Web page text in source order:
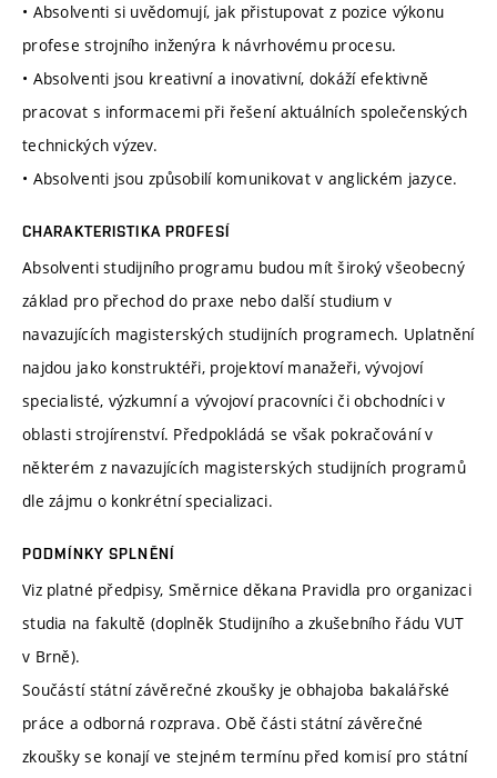
• Absolventi si uvědomují, jak přistupovat z pozice výkonu
profese strojního inženýra k návrhovému procesu.
• Absolventi jsou kreativní a inovativní, dokáží efektivně
pracovat s informacemi při řešení aktuálních společenských
technických výzev.
• Absolventi jsou způsobilí komunikovat v anglickém jazyce.
CHARAKTERISTIKA PROFESÍ
Absolventi studijního programu budou mít široký všeobecný
základ pro přechod do praxe nebo další studium v
navazujících magisterských studijních programech. Uplatnění
najdou jako konstruktéři, projektoví manažeři, vývojoví
specialisté, výzkumní a vývojoví pracovníci či obchodníci v
oblasti strojírenství. Předpokládá se však pokračování v
některém z navazujících magisterských studijních programů
dle zájmu o konkrétní specializaci.
PODMÍNKY SPLNĚNÍ
Viz platné předpisy, Směrnice děkana Pravidla pro organizaci
studia na fakultě (doplněk Studijního a zkušebního řádu VUT
v Brně).
Součástí státní závěrečné zkoušky je obhajoba bakalářské
práce a odborná rozprava. Obě části státní závěrečné
zkoušky se konají ve stejném termínu před komisí pro státní